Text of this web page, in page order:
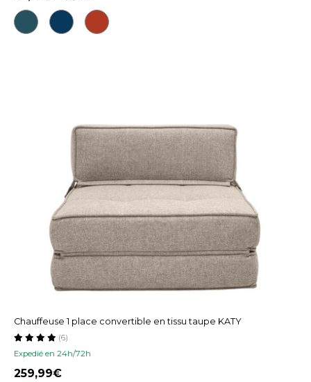
Chauffeuse 1 place convertible en tissu taupe KATY
Expedié en 24h/72h
(6)
259,99